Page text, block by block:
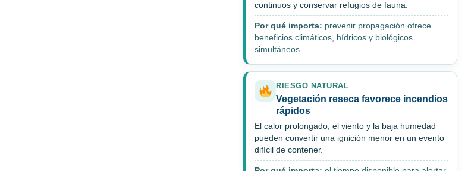
continuos y conservar refugios de fauna.
Por qué importa: prevenir propagación ofrece
beneficios climáticos, hídricos y biológicos
simultáneos.
RIESGO NATURAL
Vegetación reseca favorece incendios
rápidos
El calor prolongado, el viento y la baja humedad
pueden convertir una ignición menor en un evento
difícil de contener.